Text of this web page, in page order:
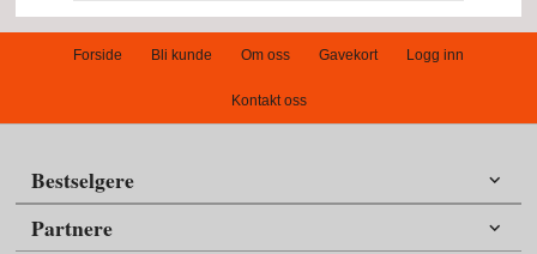
Forside Bli kunde Om oss Gavekort Logg inn
Kontakt oss
Bestselgere
Partnere